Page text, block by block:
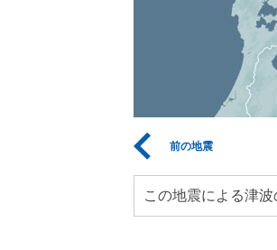
前の地震
この地震による津波